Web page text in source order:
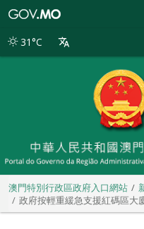
別
31°C
澳門特別行政區政府入口網站
政府按輕重緩急支援紅碼區大